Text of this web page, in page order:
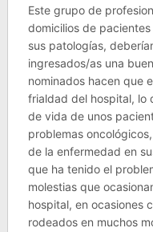
Este grupo de
domicilios de
sus patologías,
ingresados/as una
nominados hacen que
frialdad del hospital, lo
de vida de unos
problemas
de la enfermedad en
que ha tenido el
molestias que
hospital, en ocasiones
rodeados en muchos